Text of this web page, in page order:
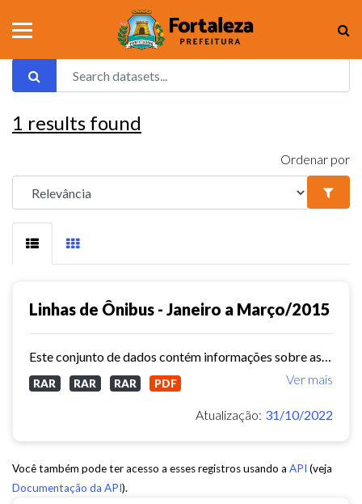
1 results found
Ordenar por
Linhas de Ônibus - Janeiro a Março/2015
Ver mais
RAR RAR RAR PDF
Atualização: 31/10/2022
Você também pode ter acesso a esses registros usando a API (veja
Documentação da API).